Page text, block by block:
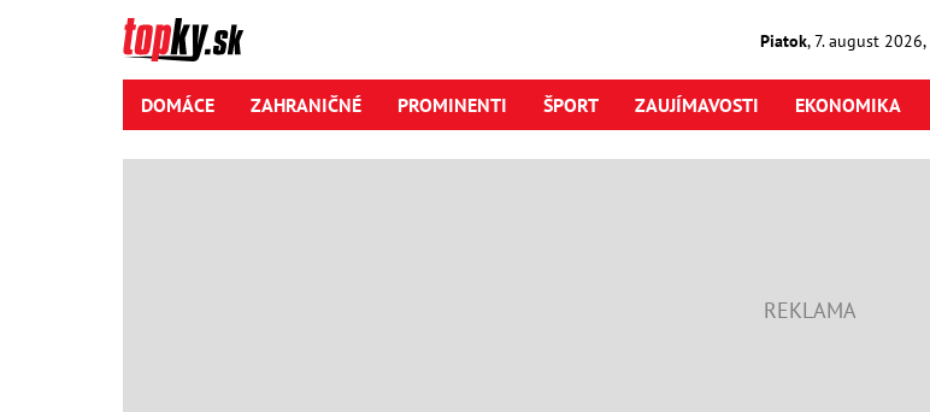
Piatok,7. august2026,
DOMÁCE ZAHRANIČNÉ PROMINENTI ŠPORT ZAUJÍMAVOSTI EKONOMIKA